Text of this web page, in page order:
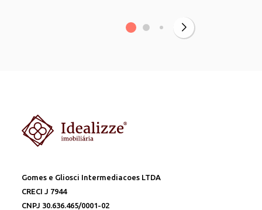
Gomes e Gliosci Intermediacoes LTDA
CRECI J 7944
CNPJ 30.636.465/0001-02